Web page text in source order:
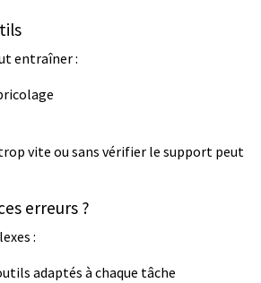
entraîner :
vite ou sans vérifier le support peut
erreurs ?
:
adaptés à chaque tâche